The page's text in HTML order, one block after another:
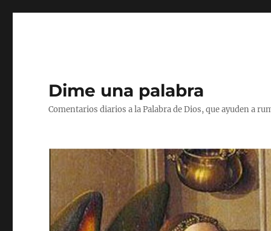
Dime una palabra
Comentarios diarios a la Palabra de Dios, que ayuden a